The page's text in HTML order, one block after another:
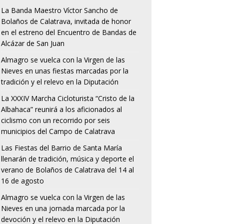
La Banda Maestro Víctor Sancho de
Bolaños de Calatrava, invitada de honor
en el estreno del Encuentro de Bandas de
Alcázar de San Juan
Almagro se vuelca con la Virgen de las
Nieves en unas fiestas marcadas por la
tradición y el relevo en la Diputación
La XXXIV Marcha Cicloturista “Cristo de la
Albahaca” reunirá a los aficionados al
ciclismo con un recorrido por seis
municipios del Campo de Calatrava
Las Fiestas del Barrio de Santa María
llenarán de tradición, música y deporte el
verano de Bolaños de Calatrava del 14 al
16 de agosto
Almagro se vuelca con la Virgen de las
Nieves en una jornada marcada por la
devoción y el relevo en la Diputación